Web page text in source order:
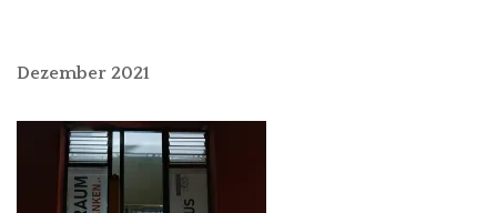
Dezember 2021